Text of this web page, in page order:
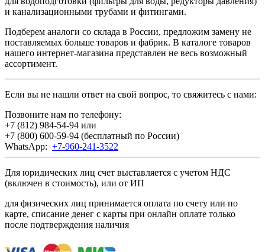
и канализационными трубами и фитингами.
Подберем аналоги со склада в России, предложим замену не
поставляемых больше товаров и фабрик. В каталоге товаров
нашего интернет-магазина представлен не весь возможный
ассортимент.
Если вы не нашли ответ на свой вопрос, то свяжитесь с нами:
Позвоните нам по телефону:
+7 (812) 984-54-94 или
+7 (800) 600-59-94 (бесплатный по России)
WhatsApp: +7-960-241-3522
Для юридических лиц счет выставляется с учетом НДС
(включен в стоимость), или от ИП
для физических лиц принимается оплата по счету или по
карте, списание денег с карты при онлайн оплате только
после подтверждения наличия